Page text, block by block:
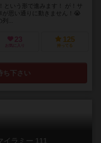
という形で進みます！ が！サ
が思い通りに動きません！😭
...
23
お気に入り
125
持ってる
ち下さい
ラミー 111